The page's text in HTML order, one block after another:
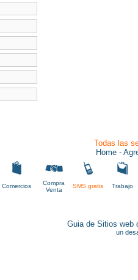
Todas las
Home -
Comercios
Compra
Venta
SMS gratis Trabajo
Guia de Sitios web
un